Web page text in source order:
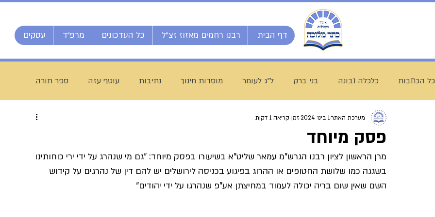
דף הבית רבנו רחמים מאזוז זצ"ל כל העדכונים מרפ"ד עסקים
כל הכתבות כלכלה נבונה בני ברק ל"ג לעומר מוסדות חינוך נתיבות עוטף עזה ספר תורה
השיעור השבועי ספרי מרן בית המדרש הגדול הרב אליהו ענקרי
חג שבועות ת"ת לחם הביכורים מכינה ליש"ק עץ חיים מרן הרב עמאר ישיבת דרכי העיון מזל טוב
פסק מיוחד
מערכת האתר1 בינו׳ 2024 זמן קריאה 1 דקות
מרן הראשון לציון רבנו הגרש"מ עמאר שליט"א בשיעורו בפסק מיוחד: "גם מי שנהרג על ידי ירי כוחותינו
בשגגה כמו שלושת החטופים או ההרוג בפיגוע בכניסה לירושלים יש להם דין של נהרגים על קידוש
השם שאין שום בריה יכולה לעמוד במחיצתן אע"פ שנהרגו על ידי יהודים"